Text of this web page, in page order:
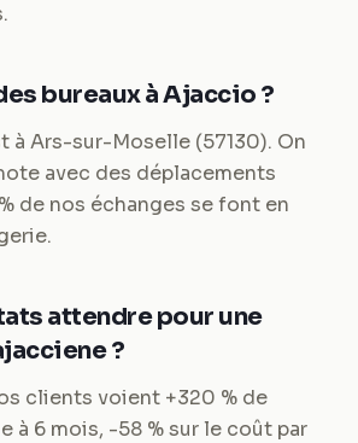
bureaux à Ajaccio ?
à Ars-sur-Moselle (57130). On
avec des déplacements
de nos échanges se font en
attendre pour une
?
clients voient +320 % de
à 6 mois, -58 % sur le coût par